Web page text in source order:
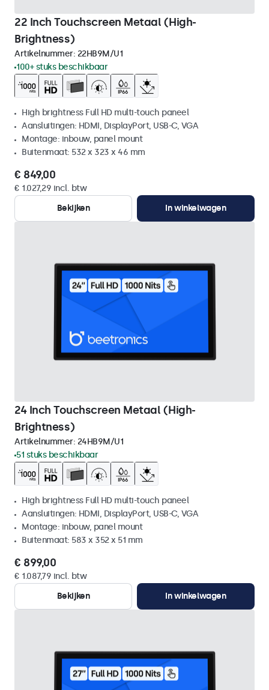
22 Inch Touchscreen Metaal (High-
Brightness)
Artikelnummer: 22HB9M/U1
100+ stuks beschikbaar
High brightness Full HD multi-touch paneel
Aansluitingen: HDMI, DisplayPort, USB-C, VGA
Montage: inbouw, panel mount
Buitenmaat: 532 x 323 x 46 mm
€ 849,00
€ 1.027,29 incl. btw
Bekijken
In winkelwagen
24 Inch Touchscreen Metaal (High-
Brightness)
Artikelnummer: 24HB9M/U1
51 stuks beschikbaar
High brightness Full HD multi-touch paneel
Aansluitingen: HDMI, DisplayPort, USB-C, VGA
Montage: inbouw, panel mount
Buitenmaat: 583 x 352 x 51 mm
€ 899,00
€ 1.087,79 incl. btw
Bekijken
In winkelwagen